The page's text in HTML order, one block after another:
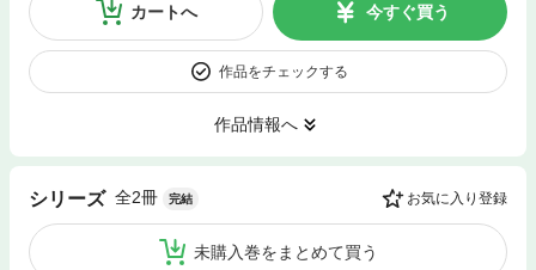
カートへ 今すぐ買う
作品をチェックする
作品情報へ
シリーズ 全2冊 完結 お気に入り登録
未購入巻をまとめて買う